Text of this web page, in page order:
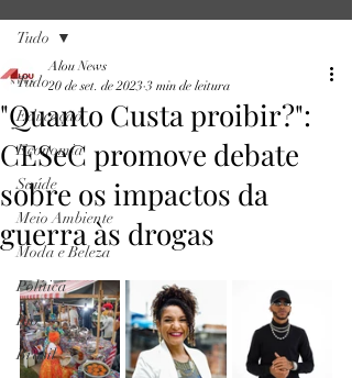
Tudo
Educação
Economia
Saúde
Meio Ambiente
Moda e Beleza
Política
Rio
Brasil
Tudo
"Quanto Custa proibir?":
CESeC promove debate
sobre os impactos da
guerra às drogas
Alou News
20 de set. de 2023 3 min de leitura